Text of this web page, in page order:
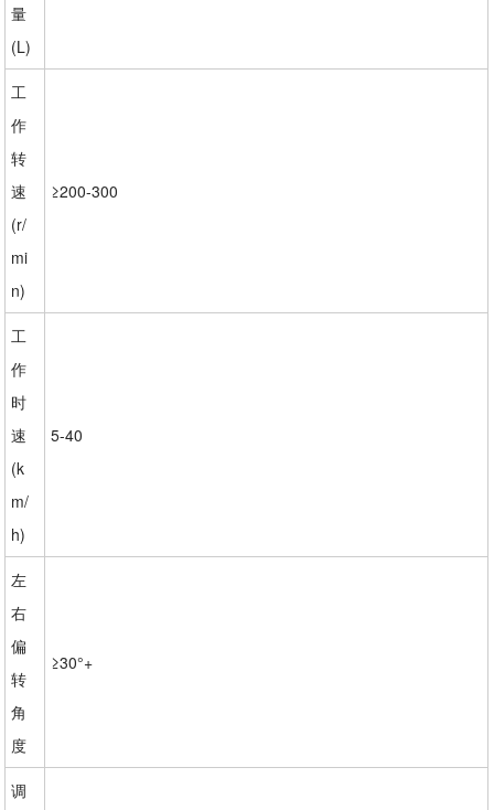
量
(L)
工
作
转
速
(r/
mi
n)
≥200-300
工
作
时
速
(k
m/
h)
5-40
左
右
偏
转
角
度
≥30°+
调